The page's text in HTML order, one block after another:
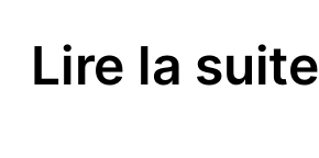
Lire la suite